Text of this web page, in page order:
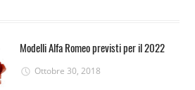
Modelli Alfa Romeo previsti per il 2022
Ottobre 30, 2018